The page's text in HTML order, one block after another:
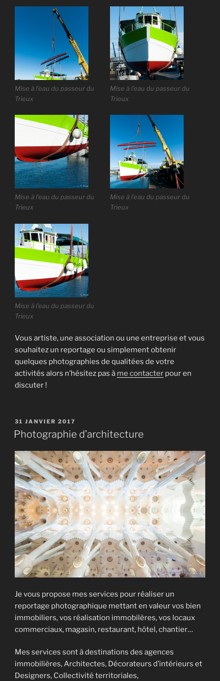
Mise à l’eau du passeur du
Trieux
Mise à l’eau du passeur du
Trieux
Mise à l’eau du passeur du
Trieux
Mise à l’eau du passeur du
Trieux
Mise à l’eau du passeur du
Trieux
Vous artiste, une association ou une entreprise et vous
souhaitez un reportage ou simplement obtenir
quelques photographies de qualitées de votre
activités alors n’hésitez pas à me contacter pour en
discuter !
PUBLIÉ
LE
31 JANVIER 2017
Photographie d’architecture
Je vous propose mes services pour réaliser un
reportage photographique mettant en valeur vos bien
immobiliers, vos réalisation immobilères, vos locaux
commerciaux, magasin, restaurant, hôtel, chantier…
Mes services sont à destinations des agences
immobilières, Architectes, Décorateurs d’intérieurs et
Designers, Collectivité territoriales,